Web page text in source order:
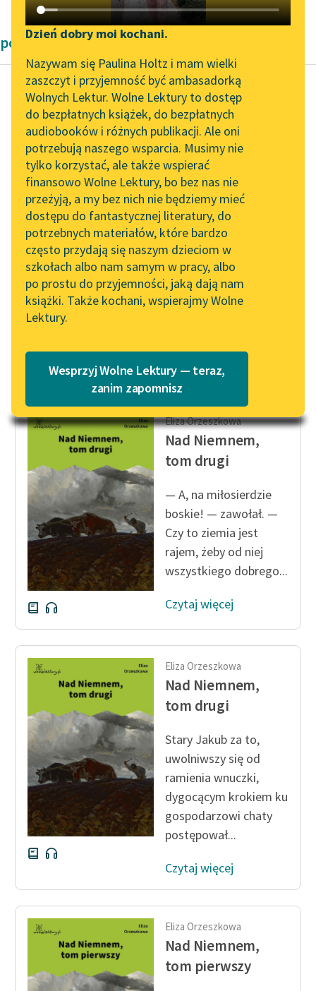
Katalog DAISY
Podkasty o książkach
Zgłoś brak utworu
Aktualności
„Prokurator Alicja Horn”
do słuchania
Byliśmy częścią AI Impact
Lab
Zapraszamy na spotkanie
online z tłumaczkami
literatury skandynawskiej
Spotkanie z Katarzyną
Tunkiel w Oslo
102. lata temu zmarł
Joseph Conrad
Lektury szkolne i klasyka
literatury do słuchania dla
uczennic i uczniów z
niepełnosprawnościami
E-kolekcja lektur
szkolnych i literatury do
słuchania dla uczennic i
uczniów z
niepełnosprawnościami
Feministyczne inspiracje.
Popularyzacja
skandynawskiej literatury
feministycznej
Kolekcje edukacyjne
twórców przechodzących
do domeny publicznej,
lektur szkolnych oraz
Starego Testamentu
Odkurzamy bohaterów
Szkoła Poezji Wolnych
Lektur
Narzędzia
Mapa Wolnych Lektur
Leśmianator
Przewodnik dla piszących i
czytających
API
OAI-PMH
Widget Wolnych Lektur
Przypisy
Katalog w formacie PDF
O nas
Zespół
Zasady wykorzystania
Dzień dobry moi kochani.
Nazywam się Paulina Holtz i mam wielki
zaszczyt i przyjemność być ambasadorką
Wolnych Lektur. Wolne Lektury to dostęp
do bezpłatnych książek, do bezpłatnych
audiobooków i różnych publikacji. Ale oni
potrzebują naszego wsparcia. Musimy nie
tylko korzystać, ale także wspierać
finansowo Wolne Lektury, bo bez nas nie
przeżyją, a my bez nich nie będziemy mieć
dostępu do fantastycznej literatury, do
potrzebnych materiałów, które bardzo
często przydają się naszym dzieciom w
szkołach albo nam samym w pracy, albo
po prostu do przyjemności, jaką dają nam
książki. Także kochani, wspierajmy Wolne
Lektury.
Wesprzyj Wolne Lektury — teraz,
zanim zapomnisz
powieści Eliza Orzeszkowa
Eliza Orzeszkowa
Nad Niemnem,
tom drugi
— Moja droga — zaczął
— ty kochasz tego
człowieka?
Spojrzała na niego ze
zdumieniem.
— Jakże?… — zaczęła.
Czytaj więcej
Eliza Orzeszkowa
Nad Niemnem,
tom drugi
— A, na miłosierdzie
boskie! — zawołał. —
Czy to ziemia jest
rajem, żeby od niej
wszystkiego dobrego...
Czytaj więcej
Eliza Orzeszkowa
Nad Niemnem,
tom drugi
Stary Jakub za to,
uwolniwszy się od
ramienia wnuczki,
dygocącym krokiem ku
gospodarzowi chaty
postępował...
Czytaj więcej
Eliza Orzeszkowa
Nad Niemnem,
tom pierwszy